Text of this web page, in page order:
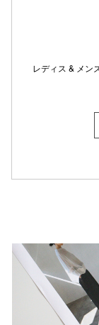
レディス & メン